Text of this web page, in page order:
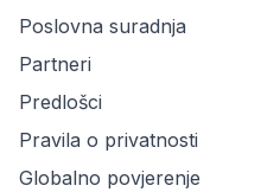
Poslovna suradnja
Partneri
Predlošci
Pravila o privatnosti
Globalno povjerenje